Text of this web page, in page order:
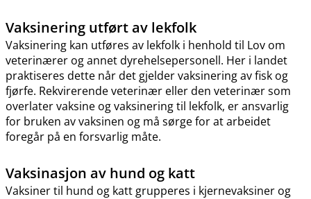
Vaksinering utført av lekfolk
Vaksinering kan utføres av lekfolk i henhold til Lov om
veterinærer og annet dyrehelsepersonell. Her i landet
praktiseres dette når det gjelder vaksinering av fisk og
fjørfe. Rekvirerende veterinær eller den veterinær som
overlater vaksine og vaksinering til lekfolk, er ansvarlig
for bruken av vaksinen og må sørge for at arbeidet
foregår på en forsvarlig måte.
Vaksinasjon av hund og katt
Vaksiner til hund og katt grupperes i kjernevaksiner og